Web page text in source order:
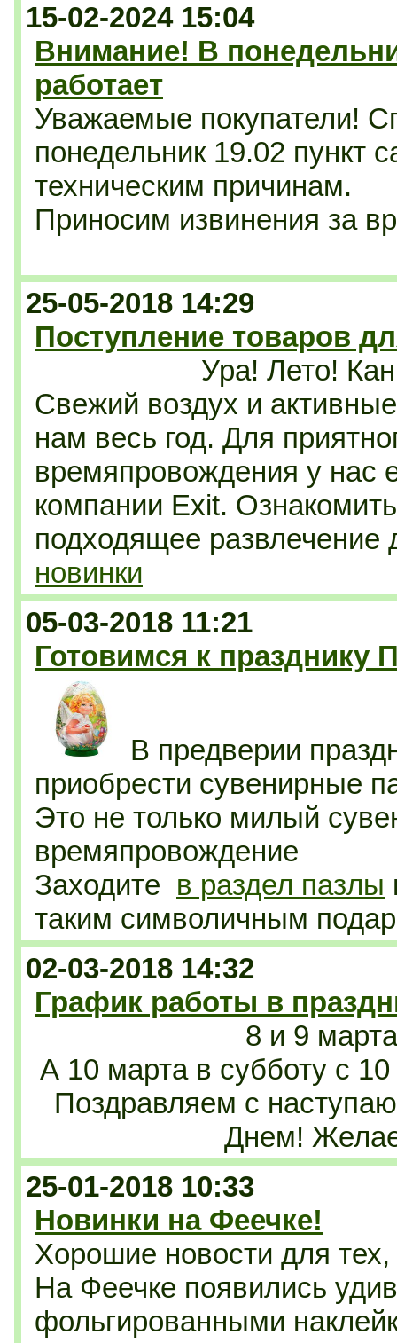
15-02-2024 15:04
Внимание! В
работает
Уважаемые покупатели!
понедельник 19.02 пункт
техническим причинам.
Приносим извинения за
25-05-2018 14:29
Поступление товаров
Ура! Лето!
Свежий воздух и
нам весь год. Для
времяпровождения у нас
компании Exit.
подходящее
новинки
05-03-2018 11:21
Готовимся к празднику
В предверии
приобрести сувенирные
Это не только милый
времяпровождение
Заходите в раздел пазлы
таким символичным
02-03-2018 14:32
График работы в
8 и 9
А 10 марта в субботу с
Поздравляем с
Днем!
25-01-2018 10:33
Новинки на Феечке!
Хорошие новости для
На Феечке появились
фольгированными